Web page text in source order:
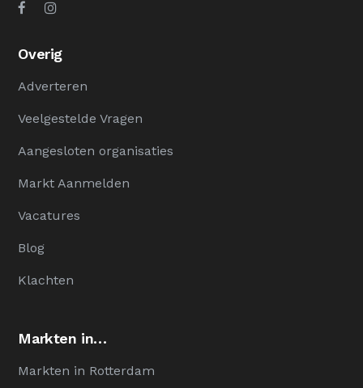
Overig
Adverteren
Veelgestelde Vragen
Aangesloten organisaties
Markt Aanmelden
Vacatures
Blog
Klachten
Markten in…
Markten in Rotterdam